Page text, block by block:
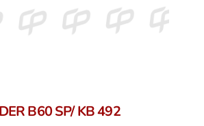
B60 SP/ KB 492